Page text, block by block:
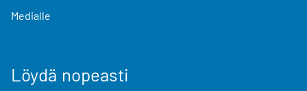
Medialle
Löydä nopeasti